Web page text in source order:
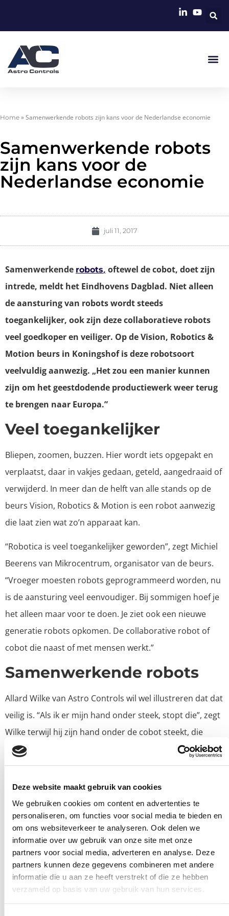
Deze website maakt gebruik van cookies
We gebruiken cookies om content en advertenties te
personaliseren, om functies voor social media te bieden en
om ons websiteverkeer te analyseren. Ook delen we
informatie over uw gebruik van onze site met onze
partners voor social media, adverteren en analyse. Deze
partners kunnen deze gegevens combineren met andere
informatie die u aan ze heeft verstrekt of die ze hebben
verzameld op basis van uw gebruik van hun services.
Home »Samenwerkende robots zijn kans voor de Nederlandse economie
Samenwerkende robots
zijn kans voor de
Nederlandse economie
juli 11, 2017
Samenwerkende robots, oftewel de cobot, doet zijn
intrede, meldt het Eindhovens Dagblad. Niet alleen
de aansturing van robots wordt steeds
toegankelijker, ook zijn deze collaboratieve robots
veel goedkoper en veiliger. Op de Vision, Robotics &
Motion beurs in Koningshof is deze robotsoort
veelvuldig aanwezig. „Het zou een manier kunnen
zijn om het geestdodende productiewerk weer terug
te brengen naar Europa.”
Veel toegankelijker
Bliepen, zoomen, buzzen. Hier wordt iets opgepakt en
verplaatst, daar in vakjes gedaan, geteld, aangedraaid of
verwijderd. In meer dan de helft van alle stands op de
beurs Vision, Robotics & Motion is een robot aanwezig
die laat zien wat zo’n apparaat kan.
“Robotica is veel toegankelijker geworden”, zegt Michiel
Beerens van Mikrocentrum, organisator van de beurs.
“Vroeger moesten robots geprogrammeerd worden, nu
is de aansturing veel eenvoudiger. Bij sommigen hoef je
het alleen maar voor te doen. Je ziet ook een nieuwe
generatie robots opkomen. De collaborative robot of
cobot die naast of met mensen werkt.”
Samenwerkende robots
Allard Wilke van Astro Controls wil wel illustreren dat dat
veilig is. “Als ik er mijn hand onder steek, stopt die”, zegt
Wilke terwijl hij zijn hand onder de cobot steekt, die
meteen stopt met zijn taak. Zo gauw Wilke zijn hand
terugtrekt, gaat het apparaat verder met zijn
bezigheden.
De Sawyer cobot die Wilke aanprijst in zijn stand, is van
Amerikaanse makelij en pas twee maanden op de
Nederlandse markt. DHL in Maastricht heeft er net een
aangeschaft om de seizoensgebonden drukte op te
vangen in de logistieke centra. De Sawyer onderscheidt
zich van de anderen op de beurs, omdat hij is voorzien